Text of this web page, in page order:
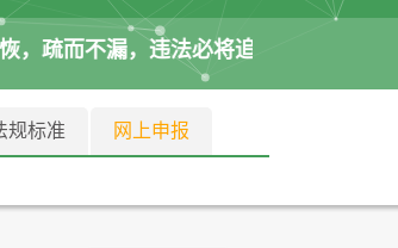
疏而不漏，违法必将追责。
规标准 网上申报